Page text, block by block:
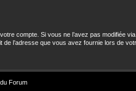
compte. Si vous ne l’avez pas modifiée
de l’adresse que vous avez fournie lors de
Forum